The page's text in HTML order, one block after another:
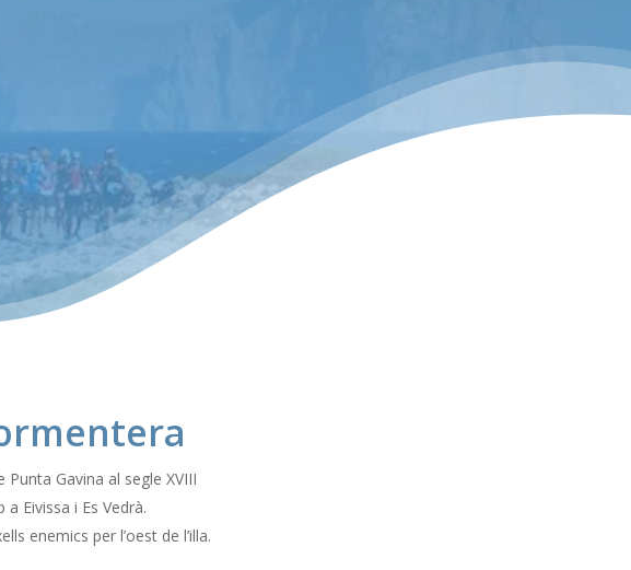
Gavina al segle XVIII
Eivissa i Es Vedrà.
enemics per l’oest de l’illa.